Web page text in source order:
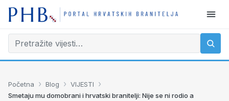
Početna › Blog › VIJESTI ›
Smetaju mu domobrani i hrvatski branitelji: Nije se ni rodio a